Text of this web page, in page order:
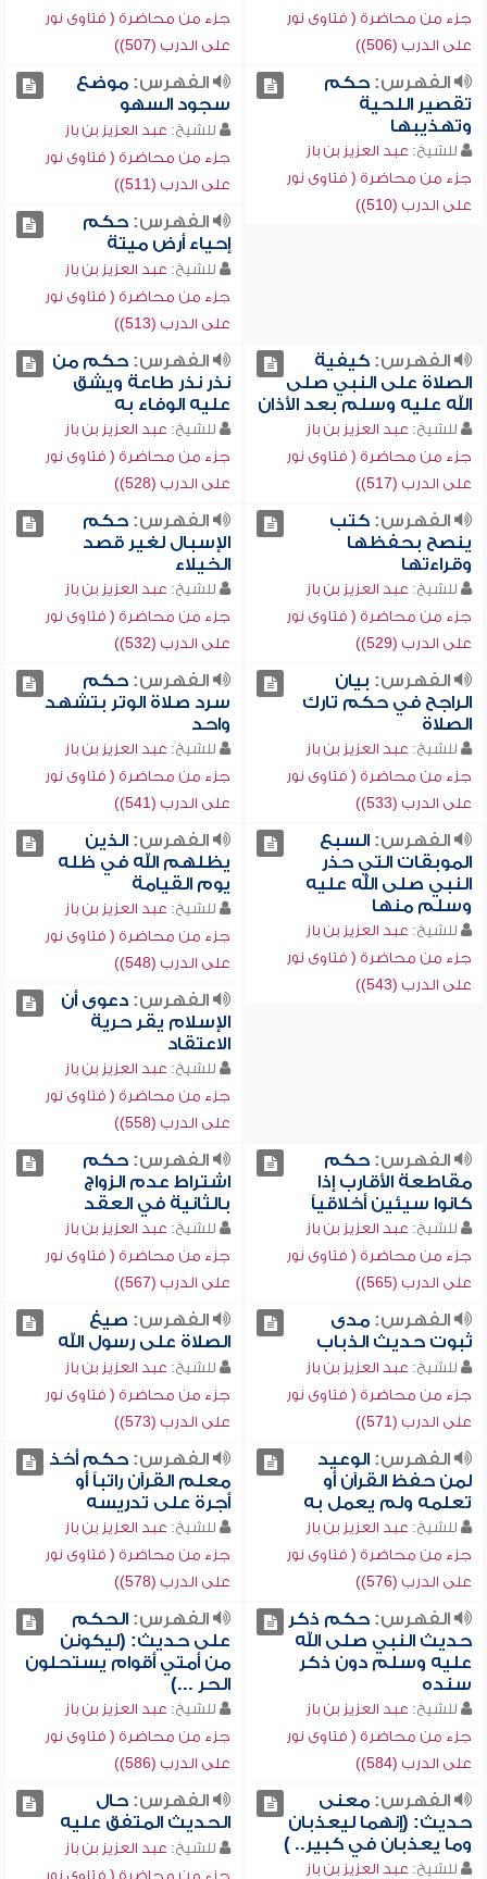
جزء من محاضرة ( فتاوى نور
على الدرب (506))
جزء من محاضرة ( فتاوى نور
على الدرب (507))
الفهرس:حكم
تقصير اللحية
وتهذيبها
للشيخ: عبد العزيز بن باز
جزء من محاضرة ( فتاوى نور
على الدرب (510))
الفهرس:موضع
سجود السهو
للشيخ: عبد العزيز بن باز
جزء من محاضرة ( فتاوى نور
على الدرب (511))
الفهرس:حكم
إحياء أرض ميتة
للشيخ: عبد العزيز بن باز
جزء من محاضرة ( فتاوى نور
على الدرب (513))
الفهرس:كيفية
الصلاة على النبي صلى
الله عليه وسلم بعد الأذان
للشيخ: عبد العزيز بن باز
جزء من محاضرة ( فتاوى نور
على الدرب (517))
الفهرس:حكم من
نذر نذر طاعة ويشق
عليه الوفاء به
للشيخ: عبد العزيز بن باز
جزء من محاضرة ( فتاوى نور
على الدرب (528))
الفهرس:كتب
ينصح بحفظها
وقراءتها
للشيخ: عبد العزيز بن باز
جزء من محاضرة ( فتاوى نور
على الدرب (529))
الفهرس:حكم
الإسبال لغير قصد
الخيلاء
للشيخ: عبد العزيز بن باز
جزء من محاضرة ( فتاوى نور
على الدرب (532))
الفهرس: بيان
الراجح في حكم تارك
الصلاة
للشيخ: عبد العزيز بن باز
جزء من محاضرة ( فتاوى نور
على الدرب (533))
الفهرس:حكم
سرد صلاة الوتر بتشهد
واحد
للشيخ: عبد العزيز بن باز
جزء من محاضرة ( فتاوى نور
على الدرب (541))
الفهرس:السبع
الموبقات التي حذر
النبي صلى الله عليه
وسلم منها
للشيخ: عبد العزيز بن باز
جزء من محاضرة ( فتاوى نور
على الدرب (543))
الفهرس:الذين
يظلهم الله في ظله
يوم القيامة
للشيخ: عبد العزيز بن باز
جزء من محاضرة ( فتاوى نور
على الدرب (548))
الفهرس:دعوى أن
الإسلام يقر حرية
الاعتقاد
للشيخ: عبد العزيز بن باز
جزء من محاضرة ( فتاوى نور
على الدرب (558))
الفهرس:حكم
مقاطعة الأقارب إذا
كانوا سيئين أخلاقياً
للشيخ: عبد العزيز بن باز
جزء من محاضرة ( فتاوى نور
على الدرب (565))
الفهرس:حكم
اشتراط عدم الزواج
بالثانية في العقد
للشيخ: عبد العزيز بن باز
جزء من محاضرة ( فتاوى نور
على الدرب (567))
الفهرس:مدى
ثبوت حديث الذباب
للشيخ: عبد العزيز بن باز
جزء من محاضرة ( فتاوى نور
على الدرب (571))
الفهرس: صيغ
الصلاة على رسول الله
للشيخ: عبد العزيز بن باز
جزء من محاضرة ( فتاوى نور
على الدرب (573))
الفهرس:الوعيد
لمن حفظ القرآن أو
تعلمه ولم يعمل به
للشيخ: عبد العزيز بن باز
جزء من محاضرة ( فتاوى نور
على الدرب (576))
الفهرس:حكم أخذ
معلم القرآن راتباً أو
أجرة على تدريسه
للشيخ: عبد العزيز بن باز
جزء من محاضرة ( فتاوى نور
على الدرب (578))
الفهرس:حكم ذكر
حديث النبي صلى الله
عليه وسلم دون ذكر
سنده
للشيخ: عبد العزيز بن باز
جزء من محاضرة ( فتاوى نور
على الدرب (584))
الفهرس:الحكم
على حديث: (ليكونن
من أمتي أقوام يستحلون
الحر ...)
للشيخ: عبد العزيز بن باز
جزء من محاضرة ( فتاوى نور
على الدرب (586))
الفهرس:معنى
حديث: (إنهما ليعذبان
وما يعذبان في كبير.. )
للشيخ: عبد العزيز بن باز
الفهرس:حال
الحديث المتفق عليه
للشيخ: عبد العزيز بن باز
جزء من محاضرة ( فتاوى نور